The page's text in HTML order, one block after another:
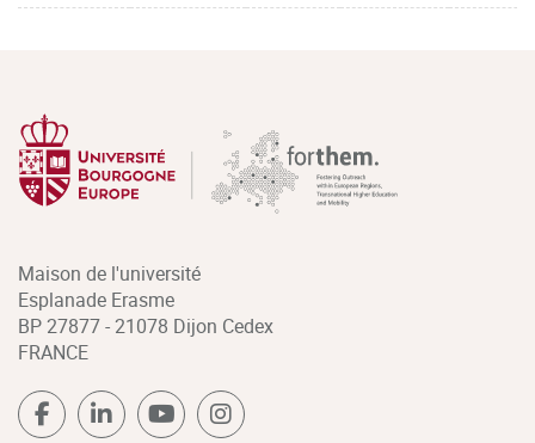
Maison de l'université
Esplanade Erasme
BP 27877 - 21078 Dijon Cedex
FRANCE